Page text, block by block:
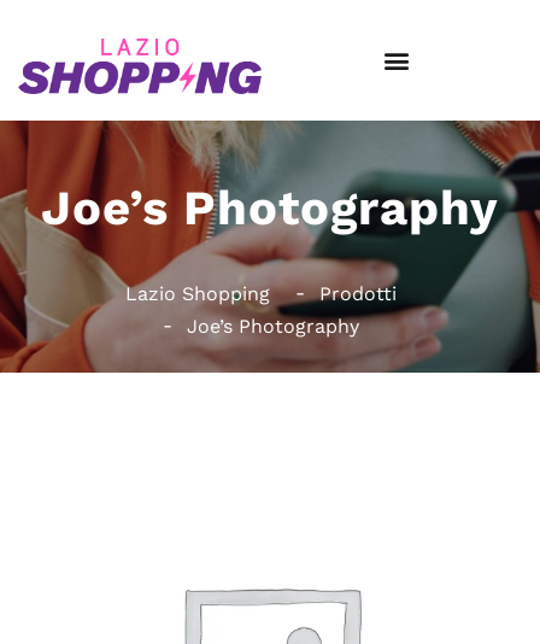
Joe’s Photography
Lazio Shopping
Prodotti
Joe’s Photography